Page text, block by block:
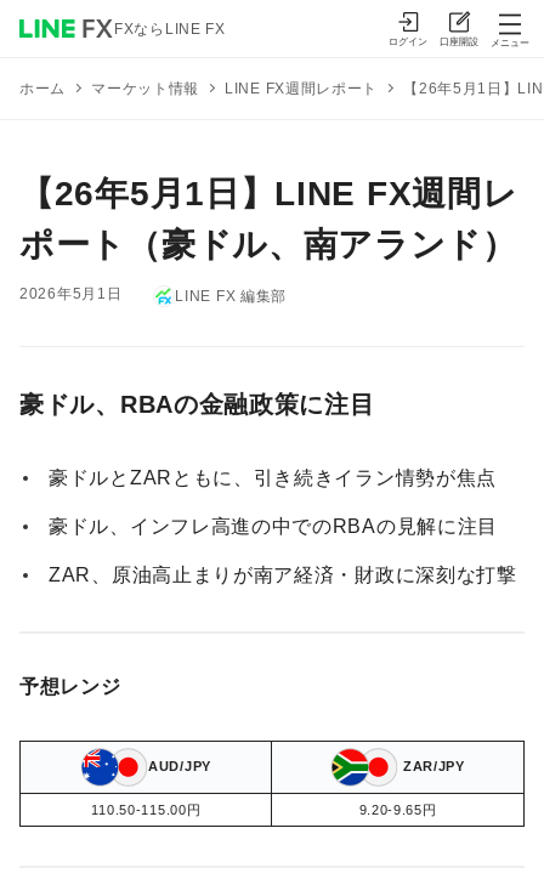
ホーム マーケット情報 LINE FX週間レポート 【26年5月1日】
【26年5月1日】LINE FX週間レ
ポート（豪ドル、南アランド）
2026年5月1日 LINE FX 編集部
豪ドル、RBAの金融政策に注目
豪ドルとZARともに、引き続きイラン情勢が焦点
豪ドル、インフレ高進の中でのRBAの見解に注目
ZAR、原油高止まりが南ア経済・財政に深刻な打撃
予想レンジ
AUD/JPY ZAR/JPY
110.50-115.00円 9.20-9.65円
FXならLINE FX
ログイン 口座開設 メニュー